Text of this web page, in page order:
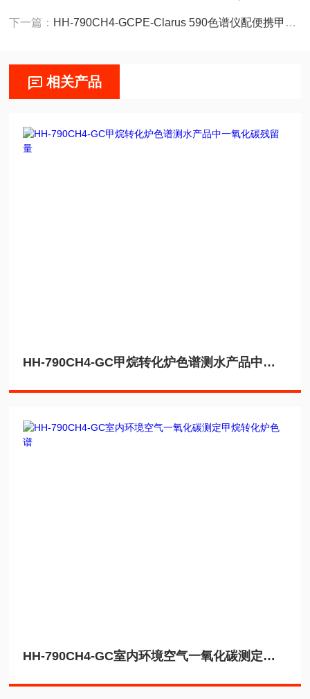
下一篇： HH-790CH4-GCPE-Clarus 590色谱仪配便携甲烷转化炉
相关产品
HH-790CH4-GC甲烷转化炉色谱测水产品中一氧化碳残留量
HH-790CH4-GC室内环境空气一氧化碳测定甲烷转化炉色谱